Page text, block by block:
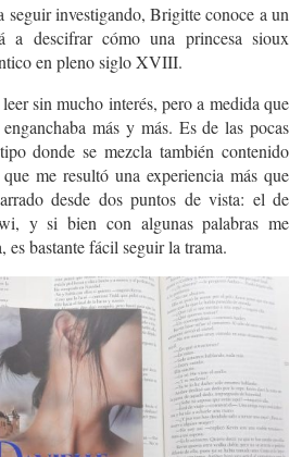
seguir investigando, Brigitte conoce a un
a descifrar cómo una princesa sioux
en pleno siglo XVIII.
sin mucho interés, pero a medida que
más y más. Es de las pocas
donde se mezcla también contenido
me resultó una experiencia más que
desde dos puntos de vista: el de
y si bien con algunas palabras me
es bastante fácil seguir la trama.